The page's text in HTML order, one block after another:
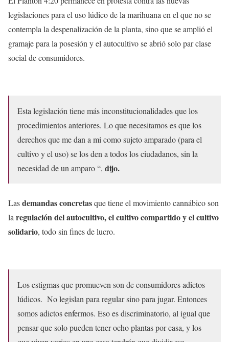
legislaciones para el uso lúdico de la marihuana en el que no se
contempla la despenalización de la planta, sino que se amplió el
gramaje para la posesión y el autocultivo se abrió solo par clase
social de consumidores.
Esta legislación tiene más inconstitucionalidades que los
procedimientos anteriores. Lo que necesitamos es que los
derechos que me dan a mi como sujeto amparado (para el
cultivo y el uso) se los den a todos los ciudadanos, sin la
necesidad de un amparo “, dijo.
Lasdemandas concretasque tiene el movimiento cannábico son
la regulación del autocultivo, el cultivo compartido y el cultivo
solidario, todo sin fines de lucro.
Los estigmas que promueven son de consumidores adictos
lúdicos. No legislan para regular sino para jugar. Entonces
somos adictos enfermos. Eso es discriminatorio, al igual que
pensar que solo pueden tener ocho plantas por casa, y los